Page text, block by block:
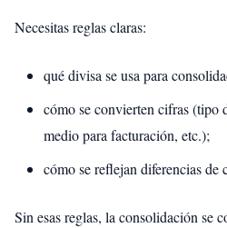
Necesitas reglas claras:
qué divisa se usa para
cómo se convierten cifras (tipo
medio para facturación, etc.);
cómo se reflejan diferencias de
Sin esas reglas, la consolidación se